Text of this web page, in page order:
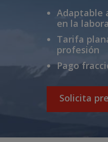
Adaptable
en la
Tarifa
profesión
Pago
Solicita